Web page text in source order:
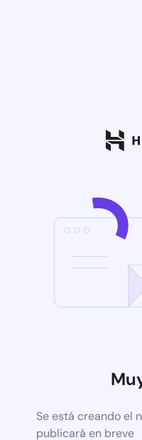
Se está creando el
publicará en breve